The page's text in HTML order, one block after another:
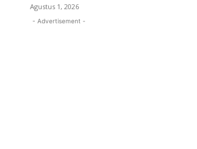
Agustus 1, 2026
- Advertisement -